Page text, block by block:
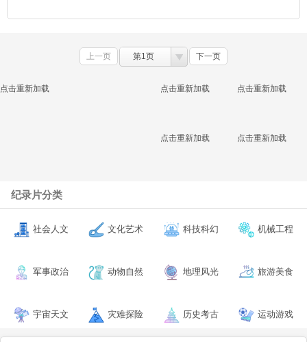
上一页 第1页 下一页
点击重新加载 点击重新加载 点击重新加载
点击重新加载 点击重新加载
纪录片分类
社会人文 文化艺术 科技科幻 机械工程
军事政治 动物自然 地理风光 旅游美食
宇宙天文 灾难探险 历史考古 运动游戏